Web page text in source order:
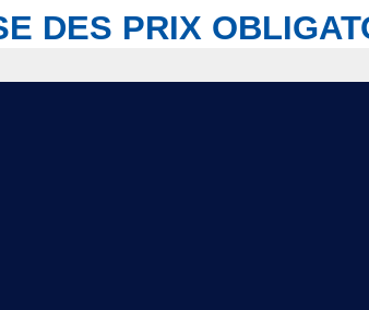
DES PRIX